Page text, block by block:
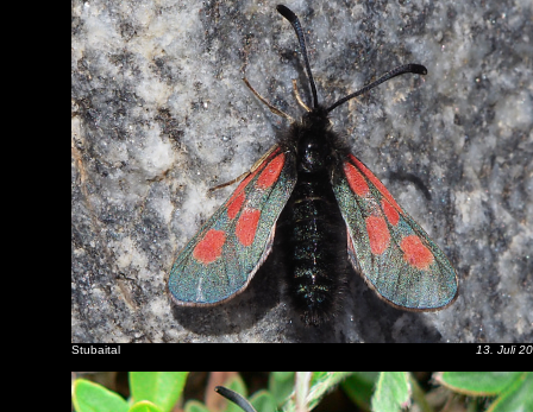
Stubaital 13. Juli